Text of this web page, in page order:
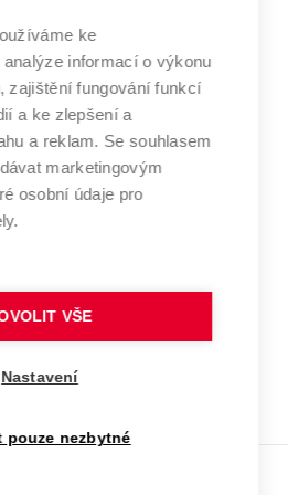
fondů
učení
technické
V BRNĚ
ke
informací o výkonu
zajištění fungování funkcí
a ke zlepšení a
a reklam. Se souhlasem
marketingovým
osobní údaje pro
VŠE
Nastavení
pouze nezbytné